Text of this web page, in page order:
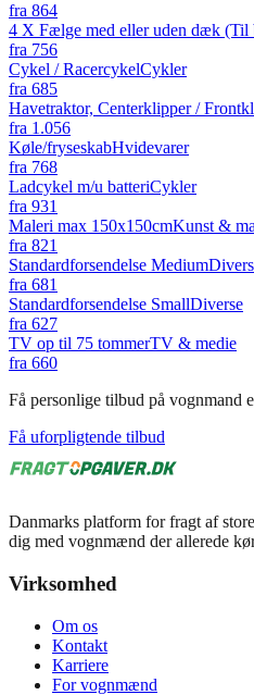
fra 864
4 X Fælge med eller uden dæk (Til
fra 756
Cykel / RacercykelCykler
fra 685
Havetraktor, Centerklipper /
fra 1.056
Køle/fryseskabHvidevarer
fra 768
Ladcykel m/u batteriCykler
fra 931
Maleri max 150x150cmKunst &
fra 821
Standardforsendelse Medium
fra 681
Standardforsendelse SmallDiverse
fra 627
TV op til 75 tommerTV & medie
fra 660
Få personlige tilbud på vognmand
Få uforpligtende tilbud
Danmarks platform for fragt af
dig med vognmænd der allerede
Virksomhed
Om os
Kontakt
Karriere
For vognmænd